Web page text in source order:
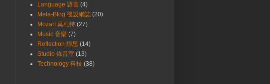
Language 語言 (4)
Meta-Blog 後設網誌 (20)
Mozart 莫札特 (27)
Music 音樂 (7)
Reflection 靜思 (14)
Studio 錄音室 (13)
Technology 科技 (38)